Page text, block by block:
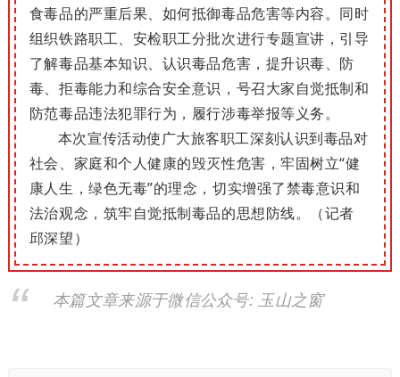
食毒品的严重后果、如何抵御毒品危害等内容。同时
组织铁路职工、安检职工分批次进行专题宣讲，引导
了解毒品基本知识、认识毒品危害，提升识毒、防
毒、拒毒能力和综合安全意识，号召大家自觉抵制和
防范毒品违法犯罪行为，履行涉毒举报等义务。
本次宣传活动使广大旅客职工深刻认识到毒品对
社会、家庭和个人健康的毁灭性危害，牢固树立“健
康人生，绿色无毒”的理念，切实增强了禁毒意识和
法治观念，筑牢自觉抵制毒品的思想防线。（记者
邱深望）
本篇文章来源于微信公众号: 玉山之窗